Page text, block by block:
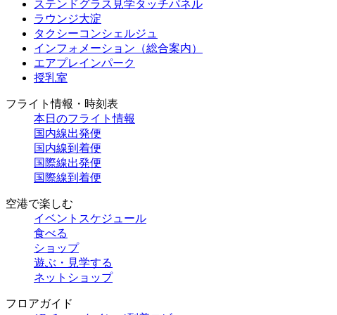
ステンドグラス見学タッチパネル
ラウンジ大淀
タクシーコンシェルジュ
インフォメーション（総合案内）
エアプレインパーク
授乳室
フライト情報・時刻表
本日のフライト情報
国内線出発便
国内線到着便
国際線出発便
国際線到着便
空港で楽しむ
イベントスケジュール
食べる
ショップ
遊ぶ・見学する
ネットショップ
フロアガイド